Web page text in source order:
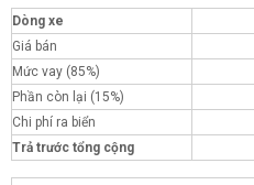
Dòng xe
Giá bán
Mức vay (85%)
Phần còn lại (15%)
Chi phí ra biển
Trả trước tổng cộng